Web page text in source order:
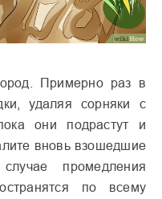
Примерно раз в
удаляя сорняки с
они подрастут и
вновь взошедшие
промедления
по всему